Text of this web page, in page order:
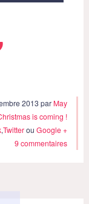
2013 par May
is coming !
,TwitterouGoogle +
9 commentaires